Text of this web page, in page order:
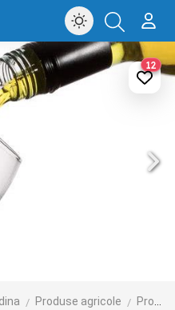
Produse agricole Produse agroalimentare
12